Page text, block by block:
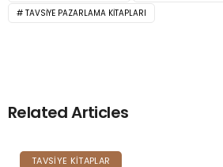
TAVSIYE PAZARLAMA KITAPLARI
Related Articles
TAVSIYE KITAPLAR